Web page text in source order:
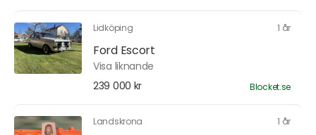
Lidköping 1 år
Ford Escort
Visa liknande
239 000 kr
Blocket.se
Landskrona 1 år